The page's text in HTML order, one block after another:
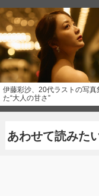
伊藤彩沙、20代ラストの写真
た“大人の甘さ”
あわせて読みた